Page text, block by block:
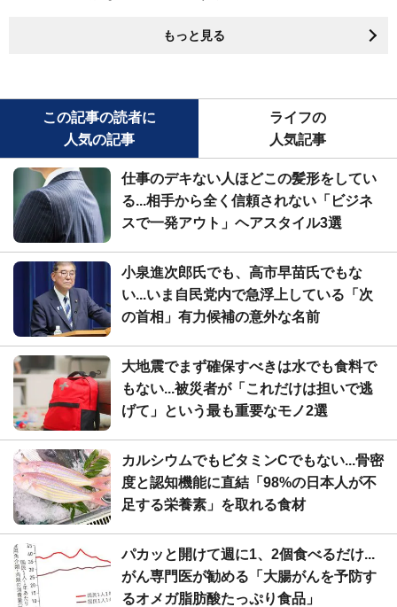
もっと見る
この記事の読者に
人気の記事
ライフの
人気記事
仕事のデキない人ほどこの髪形をしてい
る...相手から全く信頼されない「ビジネ
スで一発アウト」ヘアスタイル3選
小泉進次郎氏でも、高市早苗氏でもな
い...いま自民党内で急浮上している「次
の首相」有力候補の意外な名前
大地震でまず確保すべきは水でも食料で
もない...被災者が「これだけは担いで逃
げて」という最も重要なモノ2選
カルシウムでもビタミンCでもない...骨密
度と認知機能に直結「98%の日本人が不
足する栄養素」を取れる食材
パカッと開けて週に1、2個食べるだけ...
がん専門医が勧める「大腸がんを予防す
るオメガ脂肪酸たっぷり食品」